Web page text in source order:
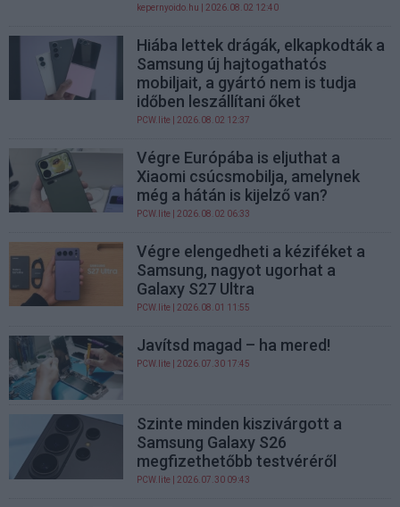
kepernyoido.hu | 2026.08.02 12:40
Hiába lettek drágák, elkapkodták a
Samsung új hajtogathatós
mobiljait, a gyártó nem is tudja
időben leszállítani őket
PCW.lite | 2026.08.02 12:37
Végre Európába is eljuthat a
Xiaomi csúcsmobilja, amelynek
még a hátán is kijelző van?
PCW.lite | 2026.08.02 06:33
Végre elengedheti a kéziféket a
Samsung, nagyot ugorhat a
Galaxy S27 Ultra
PCW.lite | 2026.08.01 11:55
Javítsd magad – ha mered!
PCW.lite | 2026.07.30 17:45
Szinte minden kiszivárgott a
Samsung Galaxy S26
megfizethetőbb testvéréről
PCW.lite | 2026.07.30 09:43